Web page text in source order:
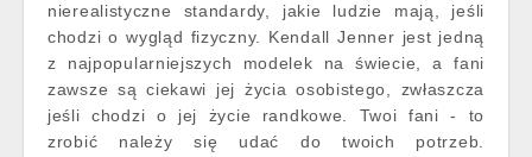
nierealistyczne standardy, jakie ludzie mają, jeśli
chodzi o wygląd fizyczny. Kendall Jenner jest jedną
z najpopularniejszych modelek na świecie, a fani
zawsze są ciekawi jej życia osobistego, zwłaszcza
jeśli chodzi o jej życie randkowe. Twoi fani - to
zrobić należy się udać do twoich potrzeb.